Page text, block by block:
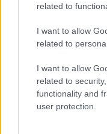
related to
I want to allow
related to
I want to allow
related to
functionality and
user protection.
«Τώρα και οι
άλλη πολύ καλά.
ομάδα. Δείξαμε
την εμπειρία
προσπαθήσουμε
έχω